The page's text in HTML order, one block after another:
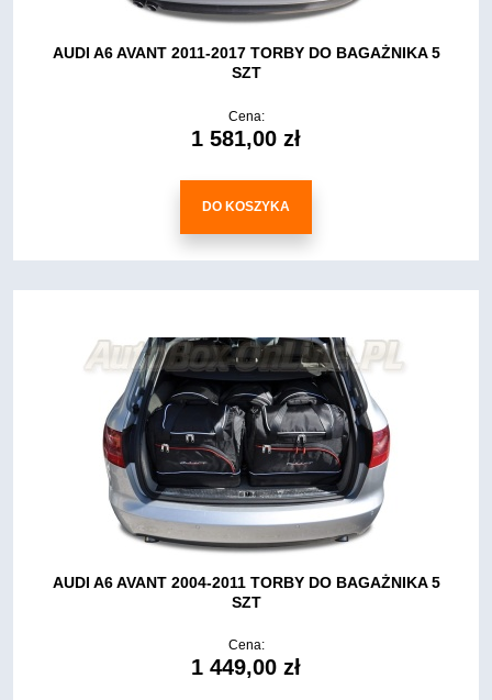
AUDI A6 AVANT 2011-2017 TORBY DO BAGAŻNIKA 5
SZT
Cena:
1 581,00 zł
DO KOSZYKA
AUDI A6 AVANT 2004-2011 TORBY DO BAGAŻNIKA 5
SZT
Cena:
1 449,00 zł